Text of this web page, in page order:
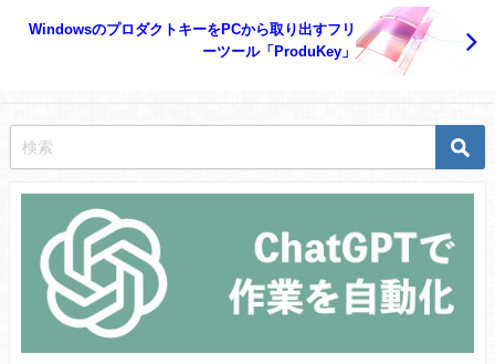
WindowsのプロダクトキーをPCから取り出すフリ
ーツール「ProduKey」